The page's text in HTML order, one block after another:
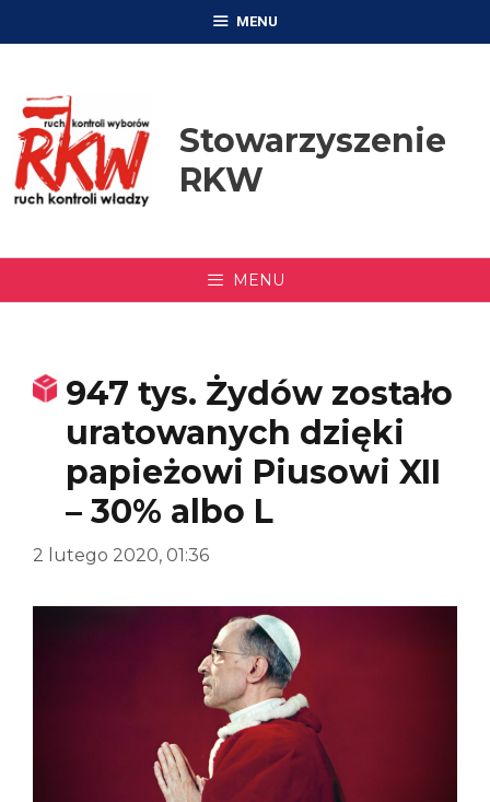
MENU
Stowarzyszenie
RKW
MENU
947 tys. Żydów zostało
uratowanych dzięki
papieżowi Piusowi XII
– 30% albo L
2 lutego 2020, 01:36